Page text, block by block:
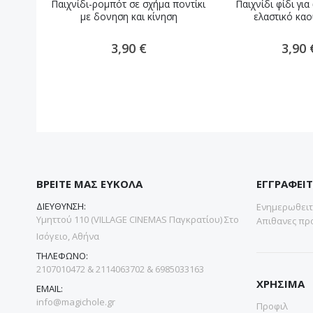
Παιχνίδι-ρομπότ σε σχήμα ποντίκι
με δονηση και κίνηση
3,90 €
Παιχνίδι φίδι
ελαστικό
3,90
ΒΡΕΙΤΕ ΜΑΣ ΕΥΚΟΛΑ
ΔΙΕΥΘΥΝΣΗ:
Υμηττού 110 (VILLAGE CINEMAS Παγκρατίου) Στο
Ισόγειο, Αθήνα
ΤΗΛΕΦΩΝΟ:
2107010472 & 2114063702 & 6985033163
EMAIL:
info@magichole.gr
Απιθανες
ΧΡΗΣΙΜΑ
Προφιλ